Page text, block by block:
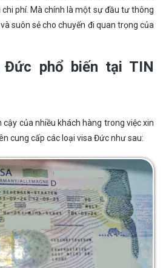
phí. Mà chính là một sự đầu tư thông
suôn sẻ cho chuyến đi quan trọng của
Đức phổ biến tại TIN
cậy của nhiều khách hàng trong việc xin
cung cấp các loại visa Đức như sau: